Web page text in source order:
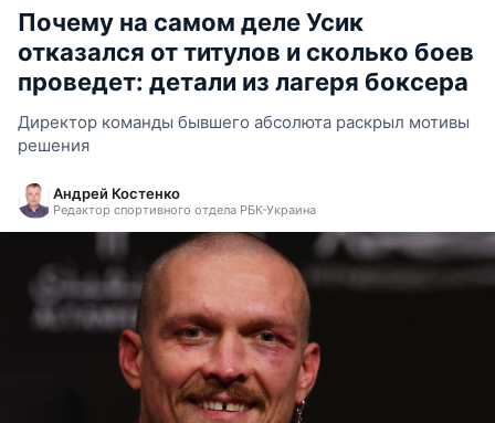
Почему на самом деле Усик
отказался от титулов и сколько боев
проведет: детали из лагеря боксера
Директор команды бывшего абсолюта раскрыл мотивы
решения
Андрей Костенко
Редактор спортивного отдела РБК-Украина